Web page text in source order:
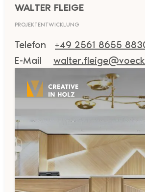
WALTER FLEIGE
PROJEKTENTWICKLUNG
Telefon +49 2561 8655
E-Mail